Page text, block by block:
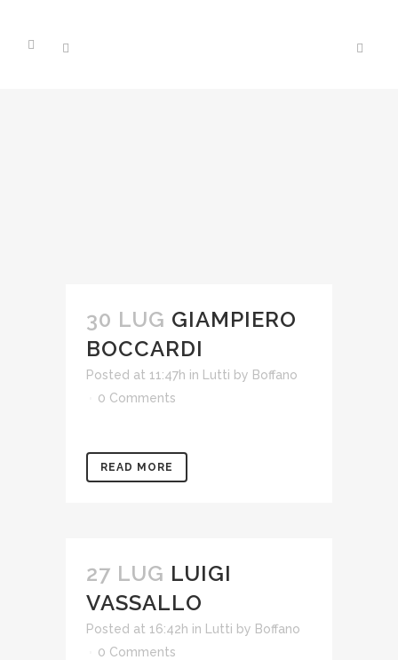
30 LUG GIAMPIERO
BOCCARDI
Posted at 11:47h in Lutti by Boffano
0 Comments
READ MORE
27 LUG LUIGI
VASSALLO
Posted at 16:42h in Lutti by Boffano
0 Comments